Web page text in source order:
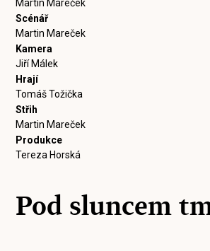
Martin Mareček
Scénář
Martin Mareček
Kamera
Jiří Málek
Hrají
Tomáš Tožička
Střih
Martin Mareček
Produkce
Tereza Horská
Pod sluncem